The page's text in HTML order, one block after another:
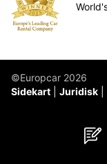
©Europcar 2026
Sidekart
Juridisk